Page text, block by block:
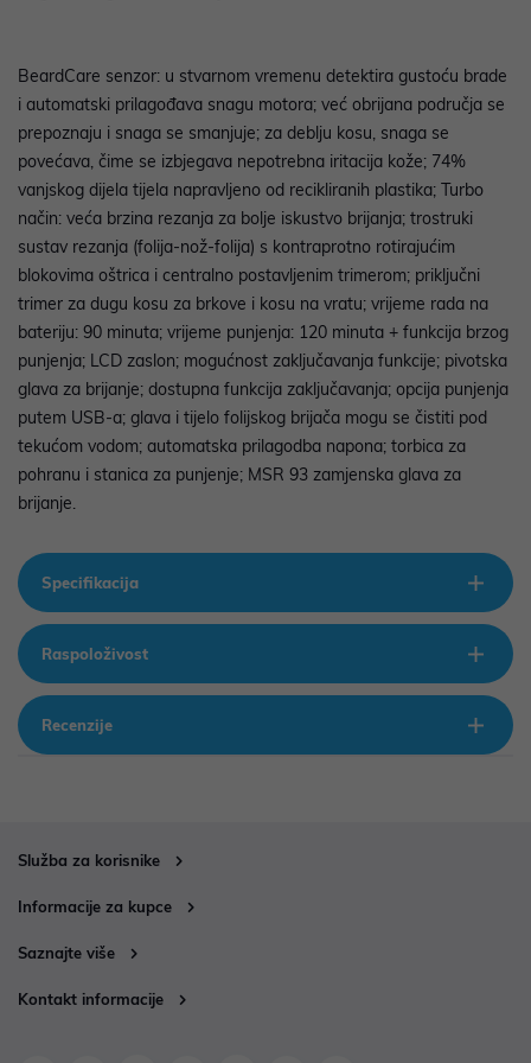
BeardCare senzor: u stvarnom vremenu detektira gustoću brade
i automatski prilagođava snagu motora; već obrijana područja se
prepoznaju i snaga se smanjuje; za deblju kosu, snaga se
povećava, čime se izbjegava nepotrebna iritacija kože; 74%
vanjskog dijela tijela napravljeno od recikliranih plastika; Turbo
način: veća brzina rezanja za bolje iskustvo brijanja; trostruki
sustav rezanja (folija-nož-folija) s kontraprotno rotirajućim
blokovima oštrica i centralno postavljenim trimerom; priključni
trimer za dugu kosu za brkove i kosu na vratu; vrijeme rada na
bateriju: 90 minuta; vrijeme punjenja: 120 minuta + funkcija brzog
punjenja; LCD zaslon; mogućnost zaključavanja funkcije; pivotska
glava za brijanje; dostupna funkcija zaključavanja; opcija punjenja
putem USB-a; glava i tijelo folijskog brijača mogu se čistiti pod
tekućom vodom; automatska prilagodba napona; torbica za
pohranu i stanica za punjenje; MSR 93 zamjenska glava za
brijanje.
Specifikacija
Raspoloživost
Recenzije
Služba za korisnike
Informacije za kupce
Saznajte više
Kontakt informacije